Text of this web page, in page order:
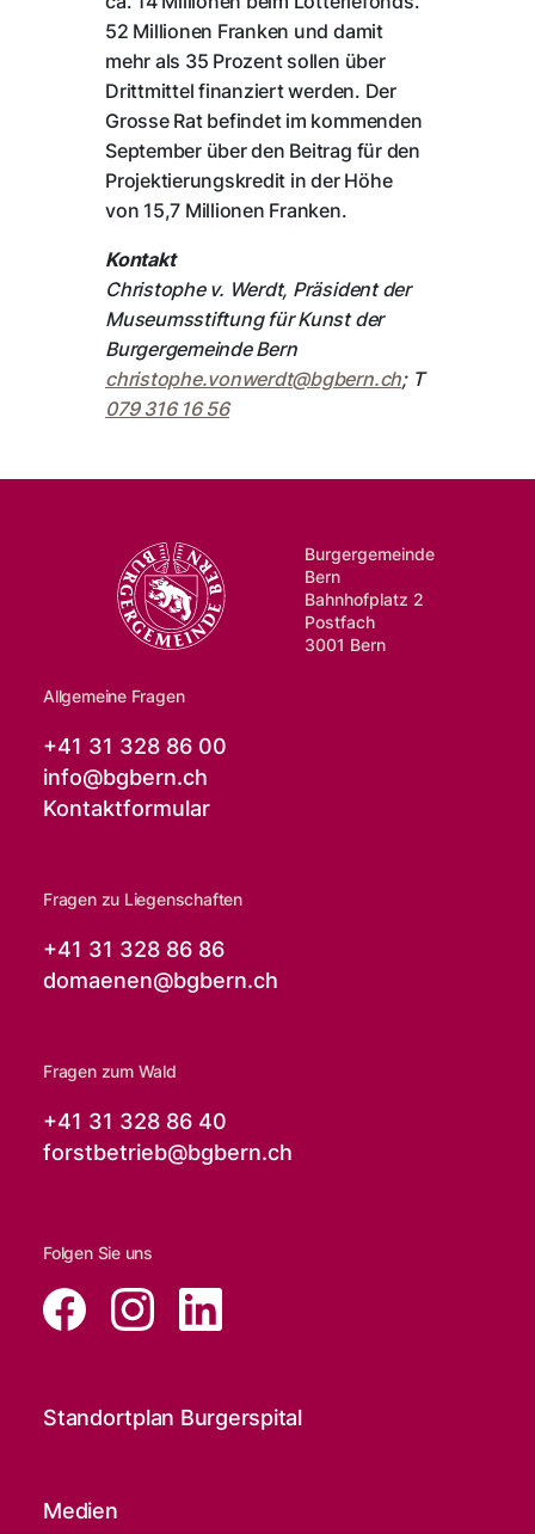
52 Millionen Franken und damit
mehr als 35 Prozent sollen über
Drittmittel finanziert werden. Der
Grosse Rat befindet im kommenden
September über den Beitrag für den
Projektierungskredit in der Höhe
von 15,7 Millionen Franken.
Kontakt
Christophe v. Werdt, Präsident der
Museumsstiftung für Kunst der
Burgergemeinde Bern
christophe.vonwerdt@bgbern.ch; T
079 316 16 56
Burgergemeinde
Bern
Bahnhofplatz 2
Postfach
3001 Bern
Allgemeine Fragen
+41 31 328 86 00
info@bgbern.ch
Kontaktformular
Fragen zu Liegenschaften
+41 31 328 86 86
domaenen@bgbern.ch
Fragen zum Wald
+41 31 328 86 40
forstbetrieb@bgbern.ch
Folgen Sie uns
Standortplan Burgerspital
Medien